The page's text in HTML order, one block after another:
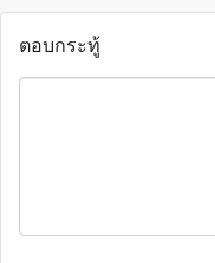
ตอบกระทู้